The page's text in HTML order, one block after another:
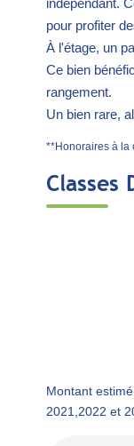
indépendant.
pour profiter
À l'étage, un
Ce bien
rangement.
Un bien rare,
**Honoraires à la
Classes
Montant
2021,2022 et